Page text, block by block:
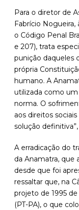
Para o diretor de
Fabrício Nogueira,
o Código Penal
e 207), trata
punição daqueles
própria
humano. A
utilizada como um
norma. O
aos direitos
solução
A erradicação do
da Anamatra, que
desde que foi
ressaltar que, na
projeto de 1995
(PT-PA), o que